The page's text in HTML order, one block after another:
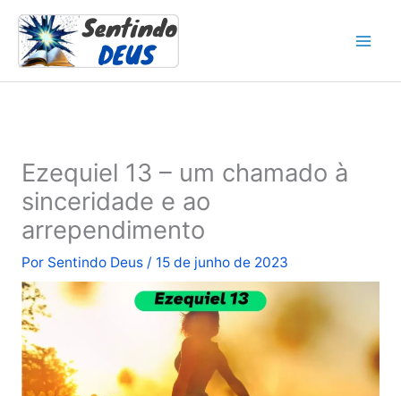
para
conteúdo
Ezequiel 13 – um chamado à
sinceridade e ao
arrependimento
Por Sentindo Deus / 15 de junho de 2023